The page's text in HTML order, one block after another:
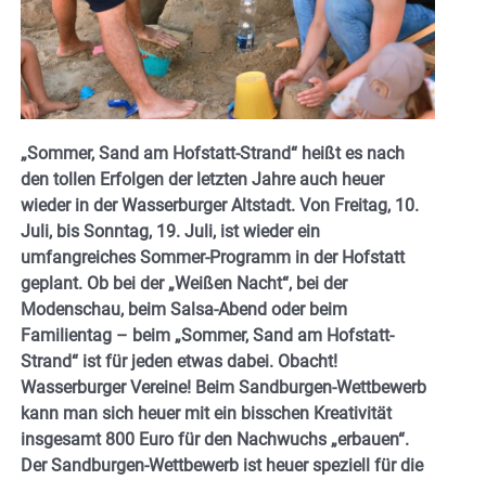
„Sommer, Sand am Hofstatt-Strand“ heißt es nach
den tollen Erfolgen der letzten Jahre auch heuer
wieder in der Wasserburger Altstadt. Von Freitag, 10.
Juli, bis Sonntag, 19. Juli, ist wieder ein
umfangreiches Sommer-Programm in der Hofstatt
geplant. Ob bei der „Weißen Nacht“, bei der
Modenschau, beim Salsa-Abend oder beim
Familientag – beim „Sommer, Sand am Hofstatt-
Strand“ ist für jeden etwas dabei. Obacht!
Wasserburger Vereine! Beim Sandburgen-Wettbewerb
kann man sich heuer mit ein bisschen Kreativität
insgesamt 800 Euro für den Nachwuchs „erbauen“.
Der Sandburgen-Wettbewerb ist heuer speziell für die